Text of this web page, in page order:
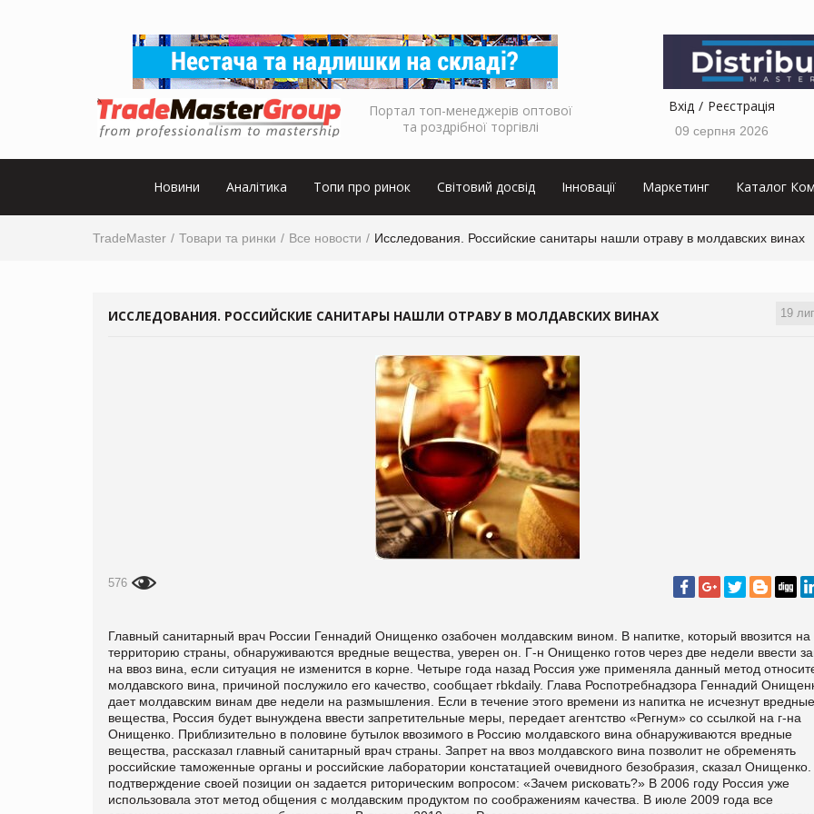
Портал топ-менеджерів оптової
та роздрібної торгівлі
Вхід Реєстрація
09 серпня 2026
Новини Аналітика Топи про ринок Світовий досвід Інновації Маркетинг Каталог
TradeMaster Товари та ринки Все новости Исследования. Российские санитары нашли отраву в молдавских винах
19
ИССЛЕДОВАНИЯ. РОССИЙСКИЕ САНИТАРЫ НАШЛИ ОТРАВУ В МОЛДАВСКИХ ВИНАХ
576
Главный санитарный врач России Геннадий Онищенко озабочен молдавским вином. В напитке, который ввозится на
территорию страны, обнаруживаются вредные вещества, уверен он. Г-н Онищенко готов через две недели ввести
на ввоз вина, если ситуация не изменится в корне. Четыре года назад Россия уже применяла данный метод
молдавского вина, причиной послужило его качество, сообщает rbkdaily. Глава Роспотребнадзора Геннадий
дает молдавским винам две недели на размышления. Если в течение этого времени из напитка не исчезнут вредные
вещества, Россия будет вынуждена ввести запретительные меры, передает агентство «Регнум» со ссылкой на г-на
Онищенко. Приблизительно в половине бутылок ввозимого в Россию молдавского вина обнаруживаются вредные
вещества, рассказал главный санитарный врач страны. Запрет на ввоз молдавского вина позволит не обременять
российские таможенные органы и российские лаборатории констатацией очевидного безобразия, сказал
подтверждение своей позиции он задается риторическим вопросом: «Зачем рисковать?» В 2006 году Россия уже
использовала этот метод общения с молдавским продуктом по соображениям качества. В июле 2009 года все